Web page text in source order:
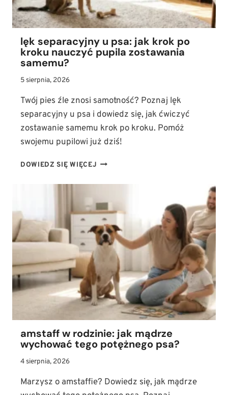
lęk separacyjny u psa: jak krok po
kroku nauczyć pupila zostawania
samemu?
5 sierpnia, 2026
Twój pies źle znosi samotność? Poznaj lęk
separacyjny u psa i dowiedz się, jak ćwiczyć
zostawanie samemu krok po kroku. Pomóż
swojemu pupilowi już dziś!
DOWIEDZ SIĘ WIĘCEJ LĘK
U
JAK
KROK
PO
KROKU
NAUCZYĆ
PUPILA
ZOSTAWANIA
SAMEMU?
amstaff w rodzinie: jak mądrze
wychować tego potężnego psa?
4 sierpnia, 2026
Marzysz o amstaffie? Dowiedz się, jak mądrze